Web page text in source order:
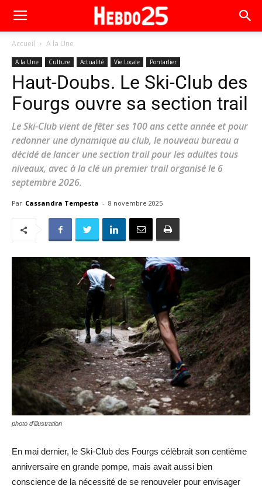
Accueil A la Une
A la Une Culture Actualité Vie Locale Pontarlier
Haut-Doubs. Le Ski-Club des
Fourgs ouvre sa section trail
Le Ski-Club vient de fêter ses 100 ans cette année et pour
redonner une dynamique au club, le nouveau bureau a
décidé de lancer une section trail pour les adultes tous
niveaux, avec à la clé un premier trail organisé le 6
septembre 2026.
Par Cassandra Tempesta - 8 novembre 2025
photo d'illustration
En mai dernier, le Ski-Club des Fourgs célèbrait son centième
anniversaire en grande pompe, mais avait aussi bien
conscience de la nécessité de se renouveler pour envisager